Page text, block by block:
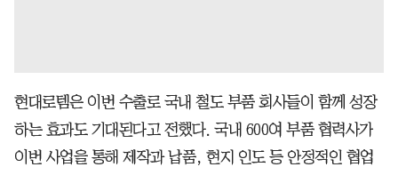
현대로템은 이번 수출로 국내 철도 부품 회사들이 함께 성장
하는 효과도 기대된다고 전했다. 국내 600여 부품 협력사가
이번 사업을 통해 제작과 납품, 현지 인도 등 안정적인 협업